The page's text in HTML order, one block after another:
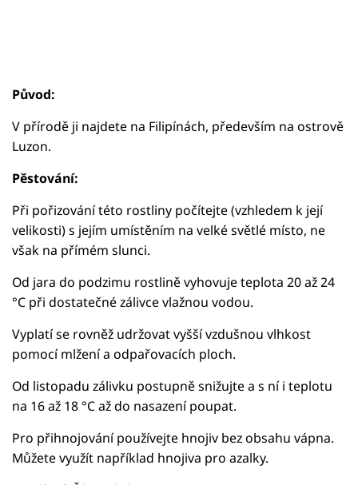
Původ:
V přírodě ji najdete na Filipínách, především na ostrově
Luzon.
Pěstování:
Při pořizování této rostliny počítejte (vzhledem k její
velikosti) s jejím umístěním na velké světlé místo, ne
však na přímém slunci.
Od jara do podzimu rostlině vyhovuje teplota 20 až 24
°C při dostatečné zálivce vlažnou vodou.
Vyplatí se rovněž udržovat vyšší vzdušnou vlhkost
pomocí mlžení a odpařovacích ploch.
Od listopadu zálivku postupně snižujte a s ní i teplotu
na 16 až 18 °C až do nasazení poupat.
Pro přihnojování používejte hnojiv bez obsahu vápna.
Můžete využít například hnojiva pro azalky.